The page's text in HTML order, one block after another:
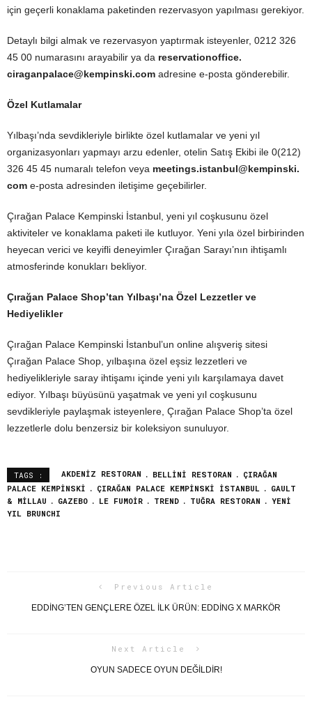
için geçerli konaklama paketinden rezervasyon yapılması gerekiyor.
Detaylı bilgi almak ve rezervasyon yaptırmak isteyenler, 0212 326
45 00 numarasını arayabilir ya da reservationoffice.
ciraganpalace@kempinski.com adresine e-posta gönderebilir.
Özel Kutlamalar
Yılbaşı’nda sevdikleriyle birlikte özel kutlamalar ve yeni yıl
organizasyonları yapmayı arzu edenler, otelin Satış Ekibi ile 0(212)
326 45 45 numaralı telefon veya meetings.istanbul@kempinski.
com e-posta adresinden iletişime geçebilirler.
Çırağan Palace Kempinski İstanbul, yeni yıl coşkusunu özel
aktiviteler ve konaklama paketi ile kutluyor. Yeni yıla özel birbirinden
heyecan verici ve keyifli deneyimler Çırağan Sarayı’nın ihtişamlı
atmosferinde konukları bekliyor.
Çırağan Palace Shop’tan Yılbaşı’na Özel Lezzetler ve
Hediyelikler
Çırağan Palace Kempinski İstanbul’un online alışveriş sitesi
Çırağan Palace Shop, yılbaşına özel eşsiz lezzetleri ve
hediyelikleriyle saray ihtişamı içinde yeni yılı karşılamaya davet
ediyor. Yılbaşı büyüsünü yaşatmak ve yeni yıl coşkusunu
sevdikleriyle paylaşmak isteyenlere, Çırağan Palace Shop’ta özel
lezzetlerle dolu benzersiz bir koleksiyon sunuluyor.
TAGS : AKDENIZ RESTORAN BELLINI RESTORAN
ÇIRAĞAN
PALACE KEMPINSKI
ÇIRAĞAN PALACE KEMPINSKI İSTANBUL
GAULT
& MILLAU
GAZEBO LE FUMOIR TREND TUĞRA RESTORAN
YENI
YIL BRUNCHI
Previous Article
EDDING’TEN GENÇLERE ÖZEL İLK ÜRÜN: EDDING X MARKÖR
Next Article
OYUN SADECE OYUN DEĞILDIR!